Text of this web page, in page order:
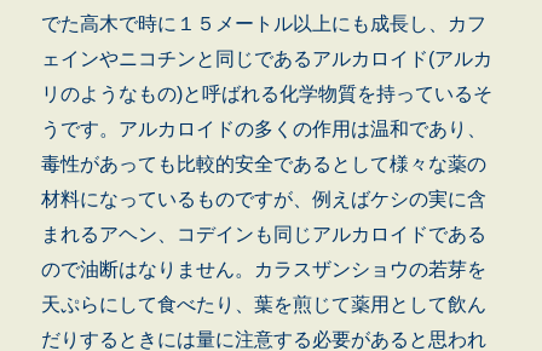
でた高木で時に１５メートル以上にも成長し、カフ
ェインやニコチンと同じであるアルカロイド(アルカ
リのようなもの)と呼ばれる化学物質を持っているそ
うです。アルカロイドの多くの作用は温和であり、
毒性があっても比較的安全であるとして様々な薬の
材料になっているものですが、例えばケシの実に含
まれるアヘン、コデインも同じアルカロイドである
ので油断はなりません。カラスザンショウの若芽を
天ぷらにして食べたり、葉を煎じて薬用として飲ん
だりするときには量に注意する必要があると思われ